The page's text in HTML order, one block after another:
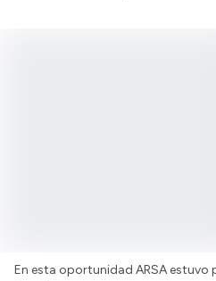
En esta oportunidad ARSA estuvo